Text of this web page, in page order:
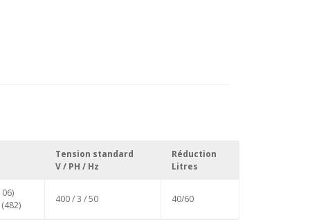
Tension standard
V / PH / Hz
Réduction
Litres
400 / 3 / 50 40/60